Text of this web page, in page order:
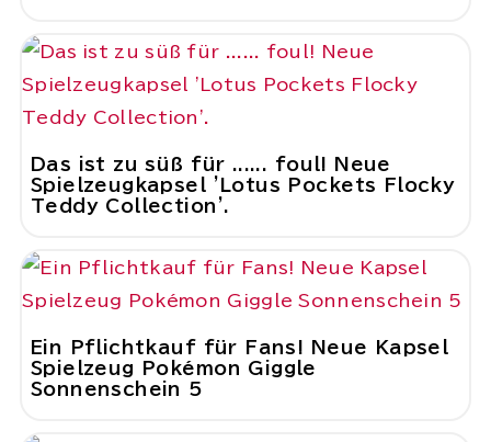
Das ist zu süß für ...... foul! Neue
Spielzeugkapsel 'Lotus Pockets Flocky
Teddy Collection'.
Ein Pflichtkauf für Fans! Neue Kapsel
Spielzeug Pokémon Giggle
Sonnenschein 5